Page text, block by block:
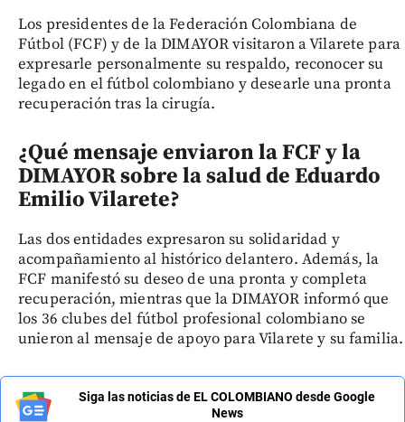
Los presidentes de la Federación Colombiana de
Fútbol (FCF) y de la DIMAYOR visitaron a Vilarete para
expresarle personalmente su respaldo, reconocer su
legado en el fútbol colombiano y desearle una pronta
recuperación tras la cirugía.
¿Qué mensaje enviaron la FCF y la
DIMAYOR sobre la salud de Eduardo
Emilio Vilarete?
Las dos entidades expresaron su solidaridad y
acompañamiento al histórico delantero. Además, la
FCF manifestó su deseo de una pronta y completa
recuperación, mientras que la DIMAYOR informó que
los 36 clubes del fútbol profesional colombiano se
unieron al mensaje de apoyo para Vilarete y su familia.
Siga las noticias de EL COLOMBIANO desde Google
News